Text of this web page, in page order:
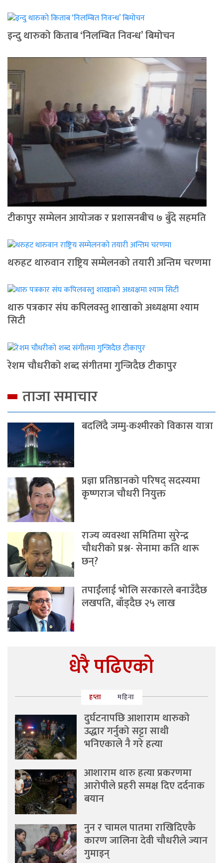
इन्दु थारुको किताब ‘निलम्बित निवन्ध’ बिमोचन
टीकापुर सम्मेलन आयोजक र प्रशासनबीच ७ बुँदे सहमति
थरुहट थारुवान राष्ट्रिय सम्मेलनको तयारी अन्तिम चरणमा
थारु पत्रकार संघ कपिलवस्तु शाखाको अध्यक्षमा श्याम
सिटी
रेशम चौधरीको शब्द संगीतमा गुन्जिदैछ टीकापुर
ताजा समाचार
बदलिँदै जम्मु-कश्मीरको विकास यात्रा
प्रज्ञा प्रतिष्ठानको परिषद् सदस्यमा
कृष्णराज चौधरी नियुक्त
राज्य व्यवस्था समितिमा सुरेन्द्र
चौधरीको प्रश्न- सेनामा कति थारू
छन्?
तपाईंलाई भोलि सरकारले बनाउँदैछ
लखपति, बाँड्दैछ २५ लाख
धेरै पढिएको
हप्ता महिना
दुर्घटनापछि आशाराम थारुको
उद्धार गर्नुको सट्टा साथी
भनिएकाले नै गरे हत्या
आशाराम थारु हत्या प्रकरणमा
आरोपीले प्रहरी समक्ष दिए दर्दनाक
बयान
नुन र चामल पातमा राखिदिएकै
कारण जालिना देवी चौधरीले ज्यान
गुमाइन्